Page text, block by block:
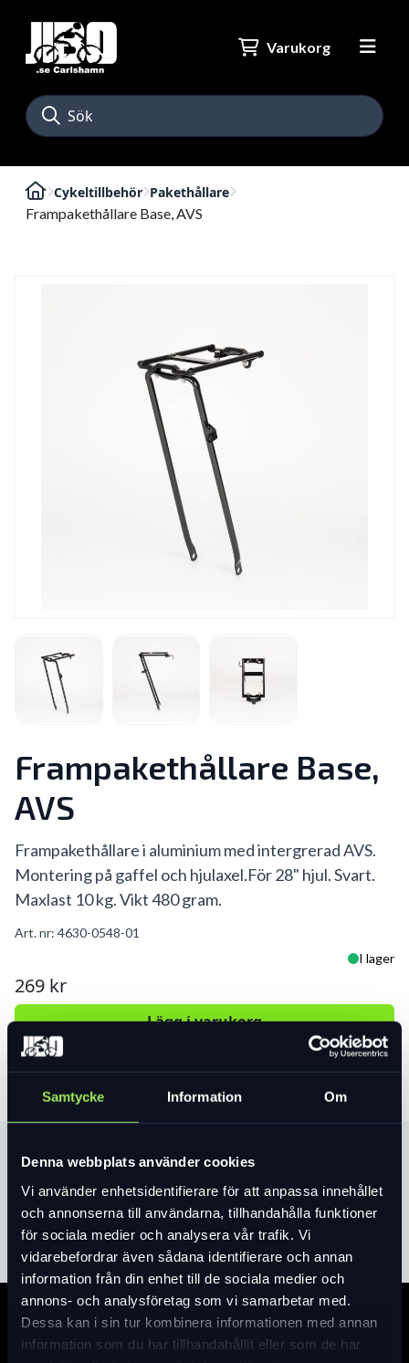
Samtycke Information Om
Denna webbplats använder cookies
Vi använder enhetsidentifierare för att anpassa innehållet
och annonserna till användarna, tillhandahålla funktioner
för sociala medier och analysera vår trafik. Vi
vidarebefordrar även sådana identifierare och annan
information från din enhet till de sociala medier och
annons- och analysföretag som vi samarbetar med.
Dessa kan i sin tur kombinera informationen med annan
information som du har tillhandahållit eller som de har
Varukorg
Cykeltillbehör Pakethållare
Frampakethållare Base, AVS
Frampakethållare Base,
AVS
Frampakethållare i aluminium med intergrerad AVS.
Montering på gaffel och hjulaxel.För 28" hjul. Svart.
Maxlast 10 kg. Vikt 480 gram.
Art. nr: 4630-0548-01
I lager
269 kr
Lägg i varukorg
Produktinformation
Läs merexpand_more
Specifikation